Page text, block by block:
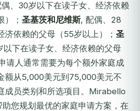
、30岁以下在读子女、经济依赖
）； 圣基茨和尼维斯, 配偶、28
济依赖的父母（55岁以上）； 圣
以下在读子女、经济依赖的父母
请人通常需要为每个额外家庭成
额从5,000美元到75,000美元不
成员类别和所选项目。Mirabello
您规划最优的家庭申请方案，在